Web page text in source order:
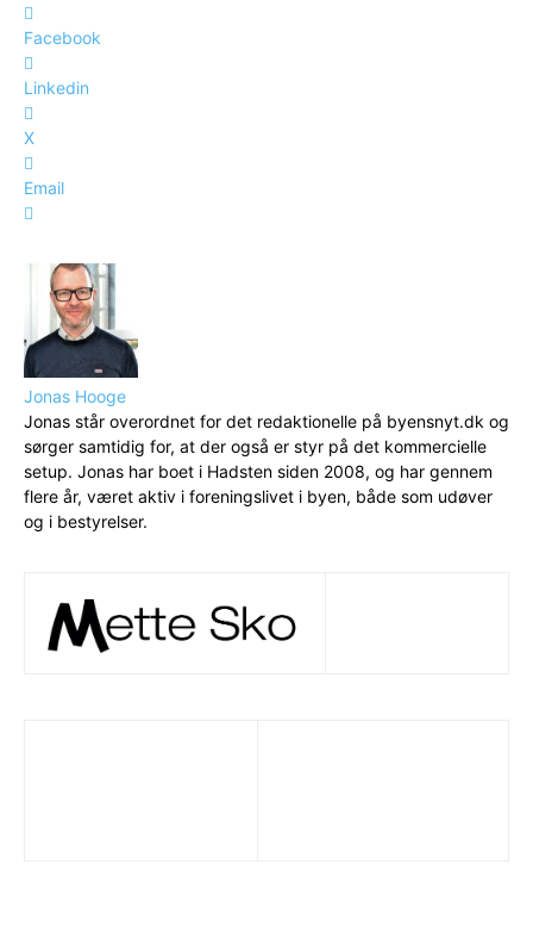
Facebook
Linkedin
X
Email
Jonas Hooge
Jonas står overordnet for det redaktionelle på byensnyt.dk og
sørger samtidig for, at der også er styr på det kommercielle
setup. Jonas har boet i Hadsten siden 2008, og har gennem
flere år, været aktiv i foreningslivet i byen, både som udøver
og i bestyrelser.